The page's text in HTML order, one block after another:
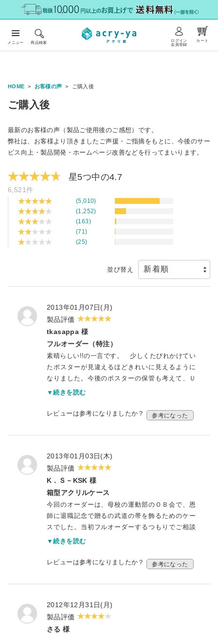
メニュー 商品検索
ログイン
会員登録
カート
HOME お客様の声 ご購入後
ご購入後
最新のお客様の声（製品ご使用後のご感想）です。
弊社は、お客様より頂きましたご声援・ご指摘をもとに、今後のサー
ビス向上・製品開発・ホームページ改善などを行ってまいります。
星5つ中の4.7
6,521件
(5,010)
(1,252)
(163)
(71)
(25)
並び替え
2013年01月07日(月)
製品評価
tkasappa 様
フルオーダー（特注）
素晴らしい!!の一言です。 少しくたびれかけてい
たポスターが見違えるほどきれいに見えるように
なりました。今後のポスターの保管も考えて、Ｕ
Ｖカットのアクリル板をフロントに、静電気汚れ
に）マット調のクリアのアクリル板をバックにな
ーさせていただきました。
▼続きを読む
レビューは参考になりましたか？ 参考になった
2013年01月03日(木)
製品評価
K．Ｓ－KSK 様
箱型アクリルケース
今回のオーダーは、母校の運動部のＯＢ会で、恩
師に退職記念で贈るの武道の帯を飾るためのケー
スでした。当初フルオーダーするつもりでご相談
に乗って頂いておりましたが、途中で予算の都合
そんな経緯の中でも、アクリ屋ドットコム様には
き、本当に助かりました。最終的に出来上がって
もので、贈る側も満足いくものでしたし、恩師
も、帯だけもらっても困ったそうで、ちゃんと格
好よくデスプレイできるケースも一緒に贈られ
▼続きを読む
レビューは参考になりましたか？ 参考になった
2012年12月31日(月)
製品評価
さる 様